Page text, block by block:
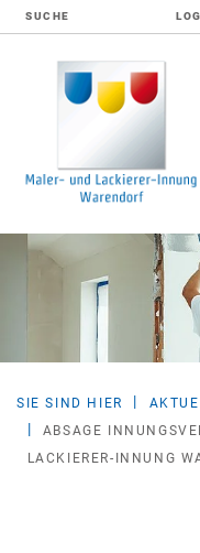
SUCHE
SIE SIND HIER
ABSAGE
LACKIERER-INNUNG